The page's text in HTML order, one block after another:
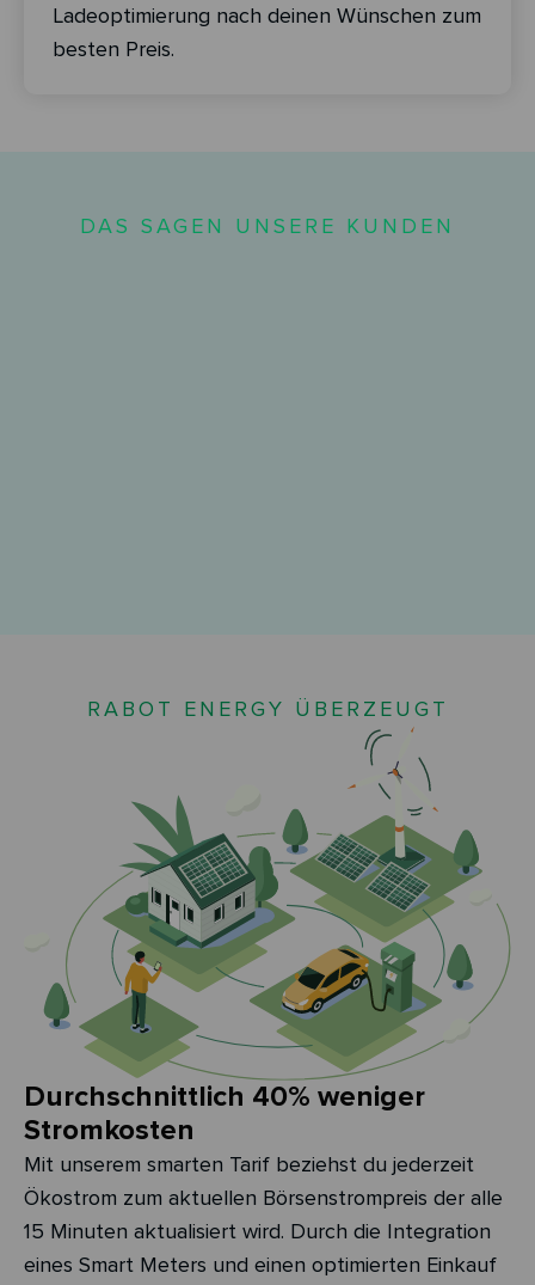
Ladeoptimierung nach deinen Wünschen zum
besten Preis.
DAS SAGEN UNSERE KUNDEN
RABOT ENERGY ÜBERZEUGT
Durchschnittlich 40% weniger
Stromkosten
Mit unserem smarten Tarif beziehst du jederzeit
Ökostrom zum aktuellen Börsenstrompreis der alle
15 Minuten aktualisiert wird. Durch die Integration
eines Smart Meters und einen optimierten Einkauf